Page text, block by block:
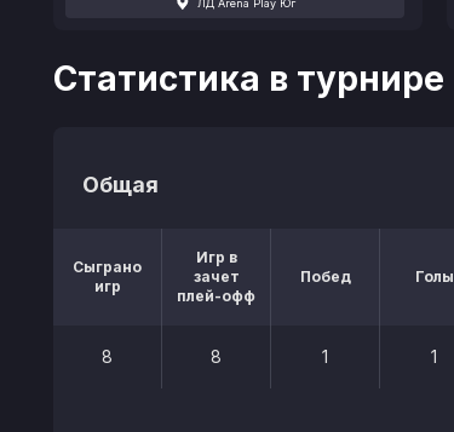
Статистика в турнире
Общая
Сыграно
игр
Игр в
зачет
плей-офф
Побед Голы
8 8 1 1